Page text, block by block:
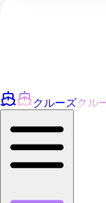
クルーズクル